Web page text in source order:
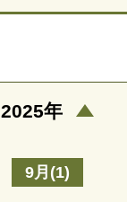
2025年
9月(1)